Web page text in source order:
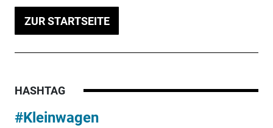
ZUR STARTSEITE
HASHTAG
#Kleinwagen